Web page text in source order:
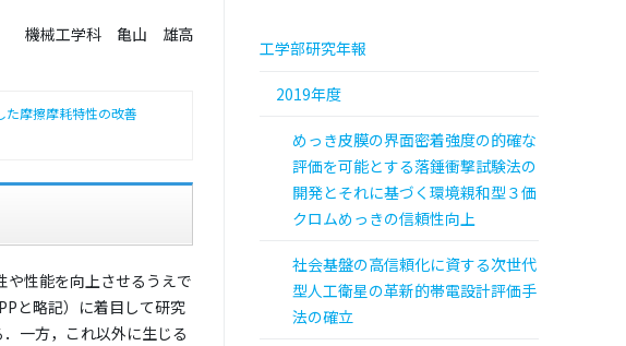
機械工学科 亀山 雄高
た摩擦摩耗特性の改善
性能を向上させるうえで
と略記）に着目して研究
一方，これ以外に生じる
工学部研究年報
2019年度
めっき皮膜の界面密着強度の的確な
評価を可能とする落錘衝撃試験法の
開発とそれに基づく環境親和型３価
クロムめっきの信頼性向上
社会基盤の高信頼化に資する次世代
型人工衛星の革新的帯電設計評価手
法の確立